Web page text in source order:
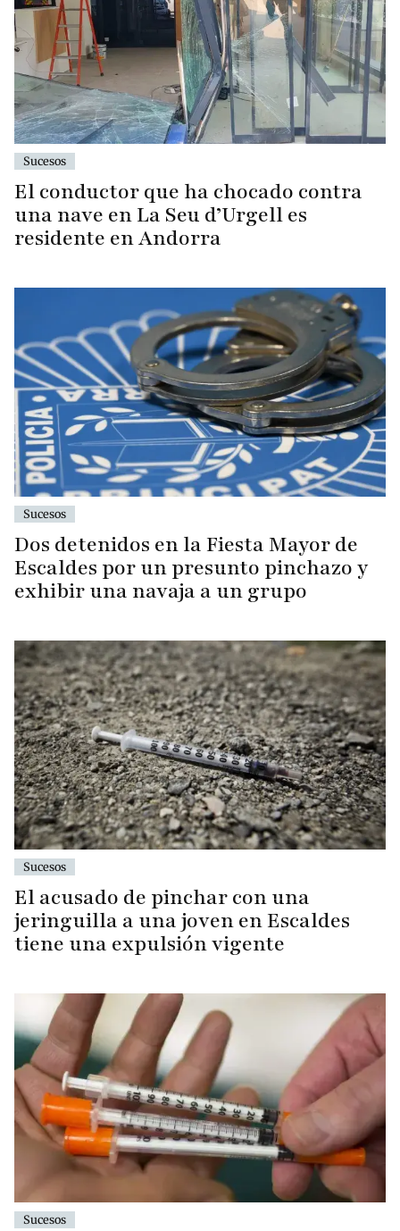
Sucesos
El conductor que ha chocado contra
una nave en La Seu d’Urgell es
residente en Andorra
Sucesos
Dos detenidos en la Fiesta Mayor de
Escaldes por un presunto pinchazo y
exhibir una navaja a un grupo
Sucesos
El acusado de pinchar con una
jeringuilla a una joven en Escaldes
tiene una expulsión vigente
Sucesos